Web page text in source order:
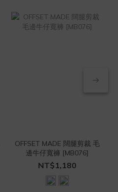
OFFSET MADE 闊腿剪裁 毛
邊牛仔寬褲 [MB076]
NT$1,180